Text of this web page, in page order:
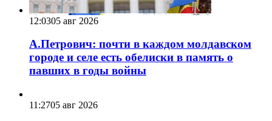
12:0305 авг 2026
А.Петрович: почти в каждом молдавском
городе и селе есть обелиски в память о
павших в годы войны
11:2705 авг 2026